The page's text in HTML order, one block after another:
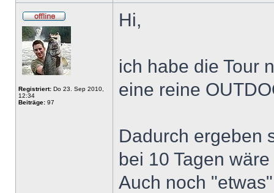
Registriert: Do 23. Sep 2010,
12:34
Beiträge: 97
Hi,
ich habe die Tour
eine reine
Dadurch ergeben
bei 10 Tagen
Auch noch